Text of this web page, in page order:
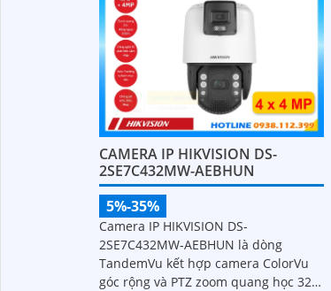
CAMERA IP HIKVISION DS-
2SE7C432MW-AEBHUN
5%-35%
Camera IP HIKVISION DS-
2SE7C432MW-AEBHUN là dòng
TandemVu kết hợp camera ColorVu
góc rộng và PTZ zoom quang học 32X